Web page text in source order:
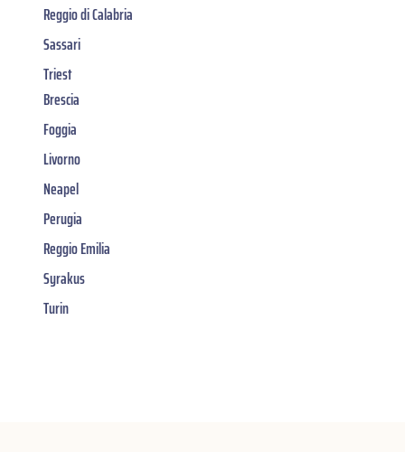
Reggio di Calabria
Sassari
Triest
Brescia
Foggia
Livorno
Neapel
Perugia
Reggio Emilia
Syrakus
Turin